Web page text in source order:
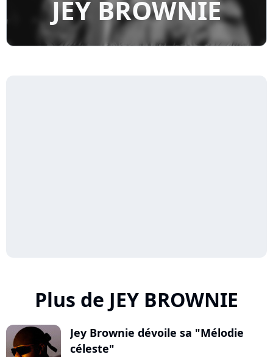
JEY BROWNIE
Plus de JEY BROWNIE
Jey Brownie dévoile sa "Mélodie
céleste"